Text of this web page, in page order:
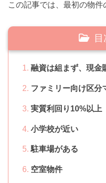
この記事では、最初の物件
目
融資は組まず、現金
ファミリー向け区分
実質利回り10%以上
小学校が近い
駐車場がある
空室物件